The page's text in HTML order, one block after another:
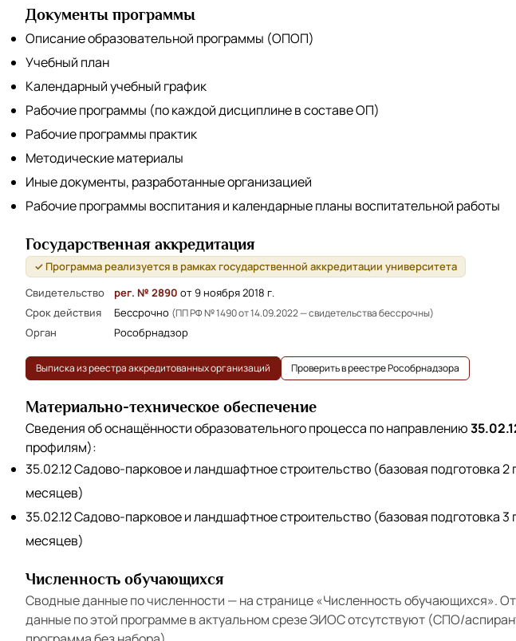
Документы программы
Описание образовательной программы (ОПОП)
Учебный план
Календарный учебный график
Рабочие программы (по каждой дисциплине в составе ОП)
Рабочие программы практик
Методические материалы
Иные документы, разработанные организацией
Рабочие программы воспитания и календарные планы воспитательной работы
Государственная аккредитация
✓ Программа реализуется в рамках государственной аккредитации университета
Свидетельство
рег. № 2890 от 9 ноября 2018 г.
Срок действия
Бессрочно (ПП РФ № 1490 от 14.09.2022 — свидетельства бессрочны)
Орган Рособрнадзор
Выписка из реестра аккредитованных организаций Проверить в реестре Рособрнадзора
Материально-техническое обеспечение
Сведения об оснащённости образовательного процесса по направлению
профилям):
35.02.12 Садово-парковое и ландшафтное строительство (базовая подготовка 2
месяцев)
35.02.12 Садово-парковое и ландшафтное строительство (базовая подготовка 3
месяцев)
Численность обучающихся
Сводные данные по численности — на странице«Численность обучающихся».
данные по этой программе в актуальном срезе ЭИОС отсутствуют (СПО/